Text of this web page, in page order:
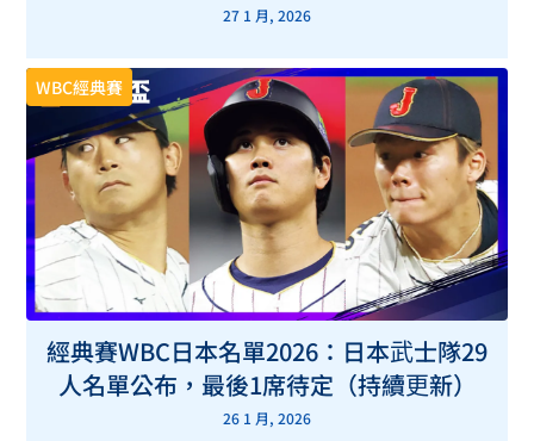
27 1 月, 2026
WBC經典賽
經典賽WBC日本名單2026：日本武士隊29
人名單公布，最後1席待定（持續更新）
26 1 月, 2026